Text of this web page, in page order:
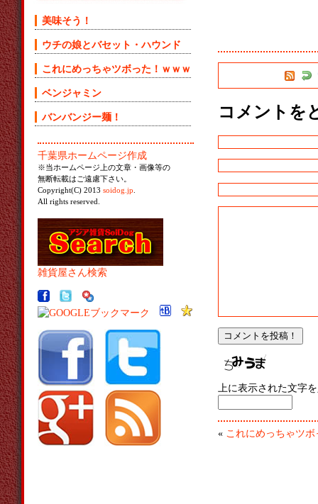
コメントを
上に表示された文字
« これにめっちゃツ
美味そう！
ウチの娘とバセット・ハウンド
これにめっちゃツボった！ｗｗｗ
ベンジャミン
バンバンジー麺！
千葉県ホームページ作成
※当ホームページ上の文章・画像等の
無断転載はご遠慮下さい。
Copyright(C) 2013 soidog.jp
All rights reserved.
雑貨屋さん検索